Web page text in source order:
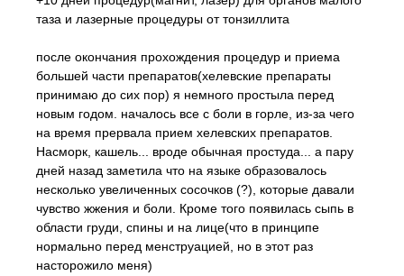
таза и лазерные процедуры от тонзиллита
после окончания прохождения процедур и приема
большей части препаратов(хелевские препараты
принимаю до сих пор) я немного простыла перед
новым годом. началось все с боли в горле, из-за чего
на время прервала прием хелевских препаратов.
Насморк, кашель... вроде обычная простуда... а пару
дней назад заметила что на языке образовалось
несколько увеличенных сосочков (?), которые давали
чувство жжения и боли. Кроме того появилась сыпь в
области груди, спины и на лице(что в принципе
нормально перед менструацией, но в этот раз
насторожило меня)